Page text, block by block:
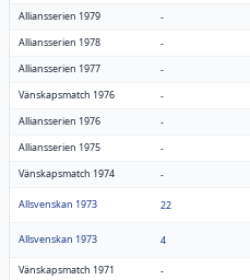
Alliansserien 1979
-
Alliansserien 1978
-
Alliansserien 1977
-
Vänskapsmatch 1976
-
Alliansserien 1976
-
Alliansserien 1975
-
Vänskapsmatch 1974
-
Allsvenskan 1973 22
Allsvenskan 1973 4
Vänskapsmatch 1971 -